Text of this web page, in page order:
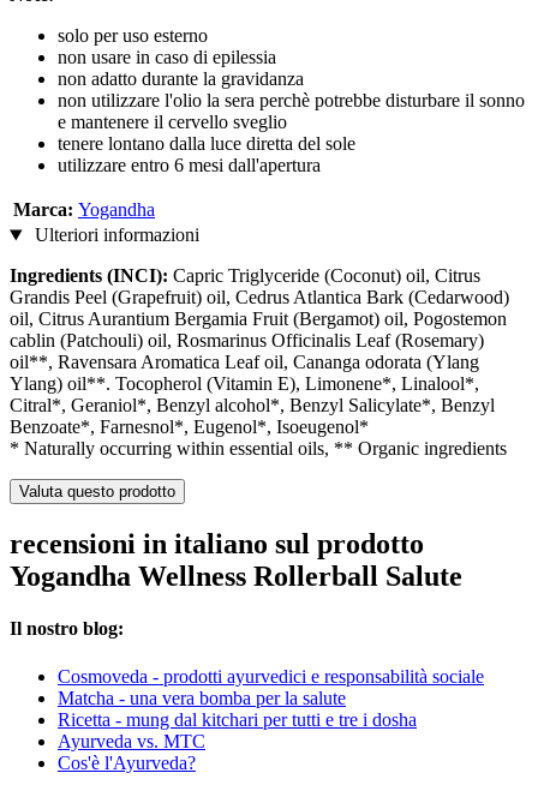
solo per uso esterno
non usare in caso di epilessia
non adatto durante la gravidanza
non utilizzare l'olio la sera perchè potrebbe disturbare il sonno
e mantenere il cervello sveglio
tenere lontano dalla luce diretta del sole
utilizzare entro 6 mesi dall'apertura
Marca: Yogandha
Ulteriori informazioni
Ingredients (INCI): Capric Triglyceride (Coconut) oil, Citrus
Grandis Peel (Grapefruit) oil, Cedrus Atlantica Bark (Cedarwood)
oil, Citrus Aurantium Bergamia Fruit (Bergamot) oil, Pogostemon
cablin (Patchouli) oil, Rosmarinus Officinalis Leaf (Rosemary)
oil**, Ravensara Aromatica Leaf oil, Cananga odorata (Ylang
Ylang) oil**. Tocopherol (Vitamin E), Limonene*, Linalool*,
Citral*, Geraniol*, Benzyl alcohol*, Benzyl Salicylate*, Benzyl
Benzoate*, Farnesnol*, Eugenol*, Isoeugenol*
* Naturally occurring within essential oils, ** Organic ingredients
Valuta questo prodotto
recensioni in italiano sul prodotto
Yogandha Wellness Rollerball Salute
Il nostro blog:
Cosmoveda - prodotti ayurvedici e responsabilità sociale
Matcha - una vera bomba per la salute
Ricetta - mung dal kitchari per tutti e tre i dosha
Ayurveda vs. MTC
Cos'è l'Ayurveda?